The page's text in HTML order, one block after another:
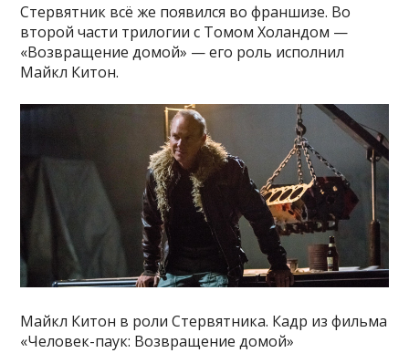
Стервятник всё же появился во франшизе. Во
второй части трилогии с Томом Холандом —
«Возвращение домой» — его роль исполнил
Майкл Китон.
Майкл Китон в роли Стервятника. Кадр из фильма
«Человек-паук: Возвращение домой»